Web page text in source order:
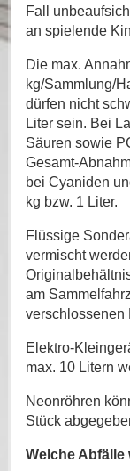
Fall
an spielende
Die max.
kg/Sammlung/
dürfen nicht
Liter sein. Bei
Säuren sowie
Gesamt-
bei Cyaniden
kg bzw. 1 Liter.
Flüssige
vermischt
am
verschlossenen
Elektro-
max. 10 Litern
Neonröhren
Stück
Welche